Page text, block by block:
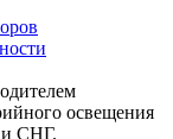
освещения
и СНГ.